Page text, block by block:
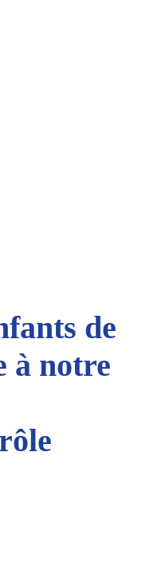
de
à notre